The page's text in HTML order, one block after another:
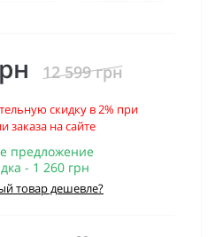
12 599 грн
скидку в 2% при
заказа на сайте
предложение
- 1 260 грн
товар дешевле?